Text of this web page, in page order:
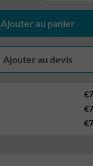
Ajouter au panier